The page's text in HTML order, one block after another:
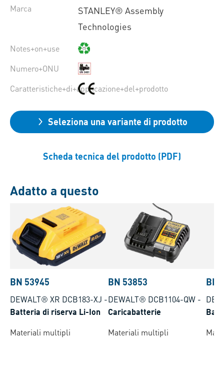
Marca
STANLEY® Assembly
Technologies
Notes+on+use
Numero+ONU
Caratteristiche+di+applicazione+del+prodotto
Seleziona una variante di prodotto
Scheda tecnica del prodotto (PDF)
Adatto a questo
BN 53945
DEWALT® XR DCB183-XJ -
Batteria di riserva Li-Ion
Materiali multipli
BN 53853
DEWALT® DCB1104-QW -
Caricabatterie
Materiali multipli
BN